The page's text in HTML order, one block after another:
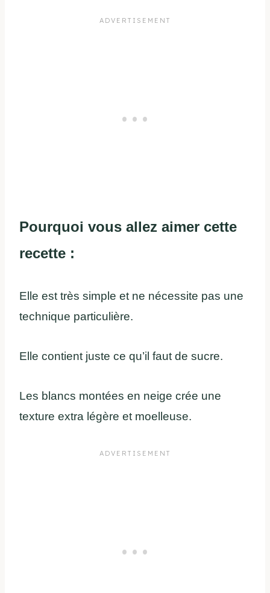
Pourquoi vous allez aimer cette
recette :
Elle est très simple et ne nécessite pas une
technique particulière.
Elle contient juste ce qu’il faut de sucre.
Les blancs montées en neige crée une
texture extra légère et moelleuse.